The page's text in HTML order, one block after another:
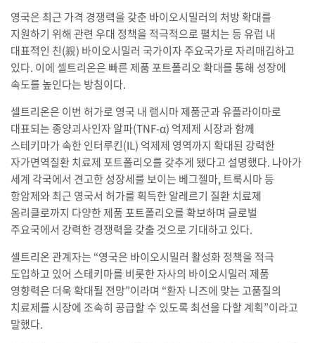
영국은 최근 가격 경쟁력을 갖춘 바이오시밀러의 처방 확대를
지원하기 위해 관련 우대 정책을 적극적으로 펼치는 등 유럽 내
대표적인 친(親) 바이오시밀러 국가이자 주요국가로 자리매김하고
있다. 이에 셀트리온은 빠른 제품 포트폴리오 확대를 통해 성장에
속도를 높인다는 방침이다.
셀트리온은 이번 허가로 영국 내 램시마 제품군과 유플라이마로
대표되는 종양괴사인자 알파(TNF-α) 억제제 시장과 함께
스테키마가 속한 인터루킨(IL) 억제제 영역까지 확대된 강력한
자가면역질환 치료제 포트폴리오를 갖추게 됐다고 설명했다. 나아가
세계 각국에서 견고한 성장세를 보이는 베그젤마, 트룩시마 등
항암제와 최근 영국서 허가를 획득한 알레르기 질환 치료제
옴리클로까지 다양한 제품 포트폴리오를 확보하며 글로벌
주요국에서 강력한 경쟁력을 갖출 것으로 기대하고 있다.
셀트리온 관계자는 “영국은 바이오시밀러 활성화 정책을 적극
도입하고 있어 스테키마를 비롯한 자사의 바이오시밀러 제품
영향력은 더욱 확대될 전망”이라며 “환자 니즈에 맞는 고품질의
치료제를 시장에 조속히 공급할 수 있도록 최선을 다할 계획”이라고
말했다.